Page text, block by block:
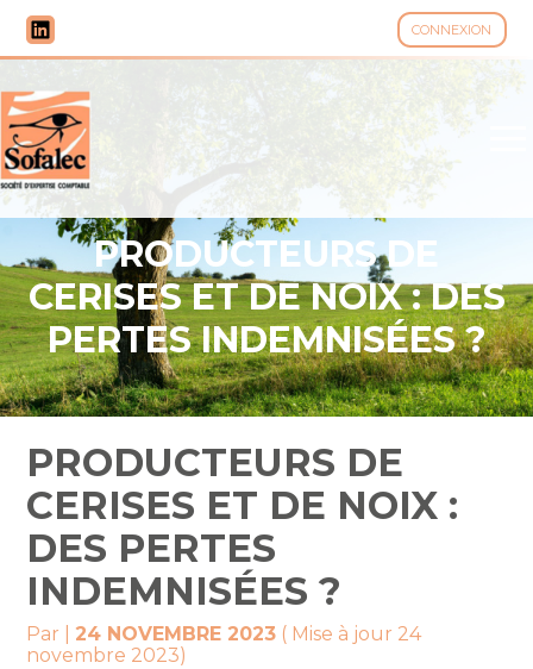
CONNEXION
Aller
au
contenu
PRODUCTEURS DE
CERISES ET DE NOIX : DES
PERTES INDEMNISÉES ?
PRODUCTEURS DE
CERISES ET DE NOIX :
DES PERTES
INDEMNISÉES ?
Par 24 NOVEMBRE 2023 ( Mise à jour 24
novembre 2023)